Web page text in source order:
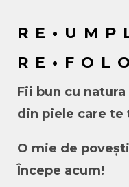
Fii bun cu
din piele care te
O mie de
Începe acum!